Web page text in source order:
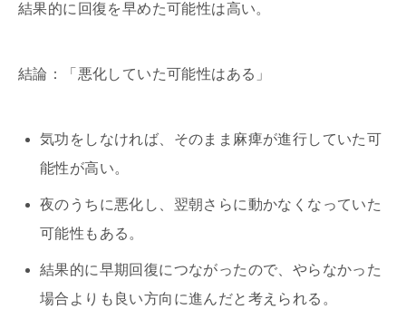
結果的に回復を早めた可能性は高い。
結論：「悪化していた可能性はある」
気功をしなければ、そのまま麻痺が進行していた可
能性が高い。
夜のうちに悪化し、翌朝さらに動かなくなっていた
可能性もある。
結果的に早期回復につながったので、やらなかった
場合よりも良い方向に進んだと考えられる。